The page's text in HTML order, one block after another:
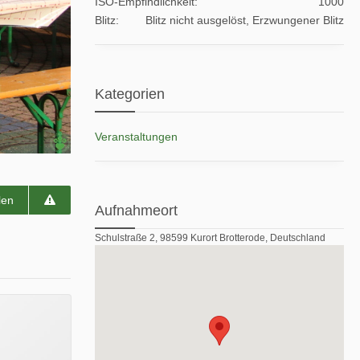
Blitz
Blitz nicht ausgelöst, Erzwungener Blitz
Kategorien
Veranstaltungen
Aufnahmeort
Schulstraße 2, 98599 Kurort Brotterode, Deutschland